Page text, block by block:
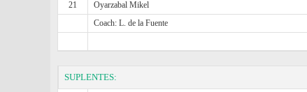
21
Oyarzabal Mikel
Coach: L. de la Fuente
SUPLENTES: